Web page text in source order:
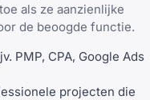
als ze aanzienlijke
de beoogde functie.
PMP, CPA, Google Ads
projecten die